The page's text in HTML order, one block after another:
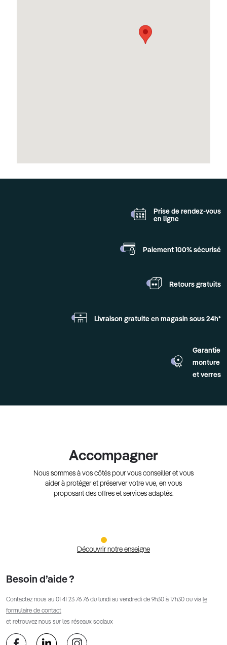
Prise de rendez-vous
en ligne
Paiement 100% sécurisé
Retours gratuits
Livraison gratuite en magasin sous 24h*
Garantie
monture
et verres
Accompagner
Nous sommes à vos côtés pour vous conseiller et vous
aider à protéger et préserver votre vue, en vous
proposant des offres et services adaptés.
Découvrir notre enseigne
Besoin d’aide ?
Contactez nous au 01 41 23 76 76 du lundi au vendredi de 9h30 à 17h30 ou via le
formulaire de contact
et retrouvez nous sur les réseaux sociaux